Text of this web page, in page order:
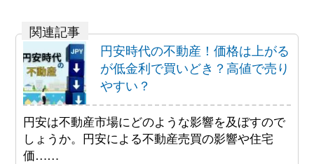
円安時代の不動産！価格は上がる
が低金利で買いどき？高値で売り
やすい？
円安は不動産市場にどのような影響を及ぼすので
しょうか。円安による不動産売買の影響や住宅
価……